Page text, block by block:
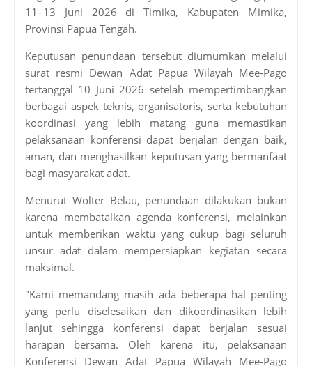
11–13 Juni 2026 di Timika, Kabupaten Mimika,
Provinsi Papua Tengah.
Keputusan penundaan tersebut diumumkan melalui
surat resmi Dewan Adat Papua Wilayah Mee-Pago
tertanggal 10 Juni 2026 setelah mempertimbangkan
berbagai aspek teknis, organisatoris, serta kebutuhan
koordinasi yang lebih matang guna memastikan
pelaksanaan konferensi dapat berjalan dengan baik,
aman, dan menghasilkan keputusan yang bermanfaat
bagi masyarakat adat.
Menurut Wolter Belau, penundaan dilakukan bukan
karena membatalkan agenda konferensi, melainkan
untuk memberikan waktu yang cukup bagi seluruh
unsur adat dalam mempersiapkan kegiatan secara
maksimal.
"Kami memandang masih ada beberapa hal penting
yang perlu diselesaikan dan dikoordinasikan lebih
lanjut sehingga konferensi dapat berjalan sesuai
harapan bersama. Oleh karena itu, pelaksanaan
Konferensi Dewan Adat Papua Wilayah Mee-Pago